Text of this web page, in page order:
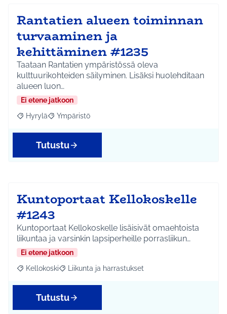
Rantatien alueen toiminnan
turvaaminen ja
kehittäminen #1235
Taataan Rantatien ympäristössä oleva
kulttuurikohteiden säilyminen. Lisäksi huolehditaan
alueen luon…
Ei etene jatkoon
Rajaa tulokset aihepiirin mukaan: Hyrylä
Hyrylä Rajaa tulokset teeman mukaan: Ympäristö
Ympäristö
Tutustu
Kuntoportaat Kellokoskelle
#1243
Kuntoportaat Kellokoskelle lisäisivät omaehtoista
liikuntaa ja varsinkin lapsiperheille porrasliikun…
Ei etene jatkoon
Rajaa tulokset aihepiirin mukaan: Kellokoski
Kellokoski Rajaa tulokset teeman mukaan: Liikunta ja
Liikunta ja harrastukset
Tutustu